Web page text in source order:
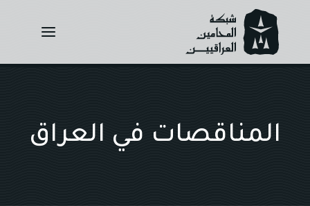
content
المناقصات في العراق